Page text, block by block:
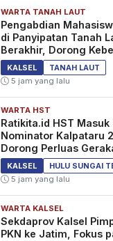
WARTA TANAH LAUT
Pengabdian
di Panyipatan Tanah
Berakhir, Dorong
Program Masyarakat
KALSEL
TANAH LAUT
5 jam yang lalu
WARTA HST
Ratikita.id HST Masuk
Nominator Kalpataru
Dorong Perluas
KALSEL
HULU SUNGAI
5 jam yang lalu
WARTA KALSEL
Sekdaprov Kalsel
PKN ke Jatim, Fokus